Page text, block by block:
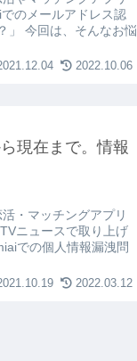
のメールアドレス認
」 今回は、そんなお悩
2022.10.06
現在まで。情報
・マッチングアプリ
ニュースで取り上げ
での個人情報漏洩問
2022.03.12